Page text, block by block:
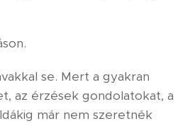
se. Mert a gyakran
az érzések gondolatokat, a
már nem szeretnék